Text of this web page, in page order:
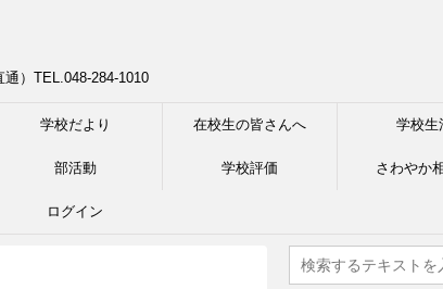
）TEL.048-284-1010
学校だより 在校生の皆さんへ 学校生
部活動 学校評価 さわやか
ログイン